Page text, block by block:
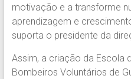
motivação e a transforme
aprendizagem e
suporta o presidente da
Assim, a criação da Escola
Bombeiros Voluntários de